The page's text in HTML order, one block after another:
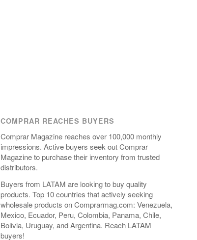
COMPRAR REACHES BUYERS
Comprar Magazine reaches over 100,000 monthly
impressions. Active buyers seek out Comprar
Magazine to purchase their inventory from trusted
distributors.
Buyers from LATAM are looking to buy quality
products. Top 10 countries that actively seeking
wholesale products on Comprarmag.com: Venezuela,
Mexico, Ecuador, Peru, Colombia, Panama, Chile,
Bolivia, Uruguay, and Argentina. Reach LATAM
buyers!